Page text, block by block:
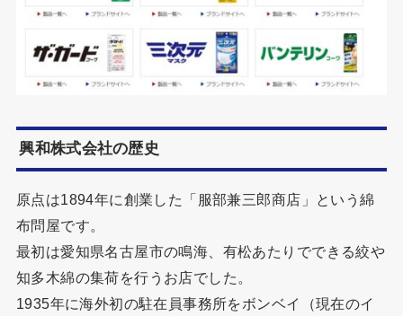
興和株式会社の歴史
原点は1894年に創業した「服部兼三郎商店」という綿
布問屋です。
最初は愛知県名古屋市の鳴海、有松あたりでできる絞や
知多木綿の集荷を行うお店でした。
1935年に海外初の駐在員事務所をボンベイ（現在のイ